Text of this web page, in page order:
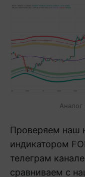
Аналог
Проверяем наш
индикатором
телеграм
сравниваем с